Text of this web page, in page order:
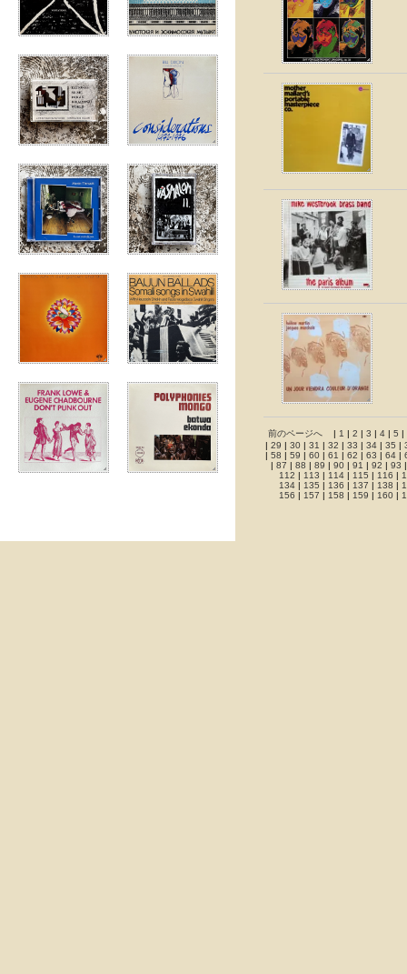
前のページへ | 1 | 2 | 3 | 4 | 5 |
| 29 | 30 | 31 | 32 | 33 | 34 | 35 |
| 58 | 59 | 60 | 61 | 62 | 63 | 64 |
| 87 | 88 | 89 | 90 | 91 | 92 | 93
112 | 113 | 114 | 115 | 116 |
134 | 135 | 136 | 137 | 138 |
156 | 157 | 158 | 159 | 160 |